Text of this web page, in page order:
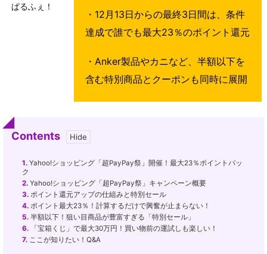
ぱるふぇ！
・12月13日からの最終3日間は、条件
達成で誰でも最大23％のポイント還元
・Anker製品やカニなど、半額以下を
含む特別商品とクーポンも同時に展開
Contents
1. Yahoo!ショッピング「超PayPay祭」開催！最大23％ポイントバッ
ク
2. Yahoo!ショッピング「超PayPay祭」キャンペーン概要
3. ポイント還元アップの仕組みと特別セール
4. ポイント最大23％！計算するだけで興奮が止まらない！
5. 半額以下！狙い目商品が豊富すぎる「特別セール」
6. 「宝箱くじ」で最大30万円！買い物前の運試しも楽しい！
7. ここが知りたい！Q&A